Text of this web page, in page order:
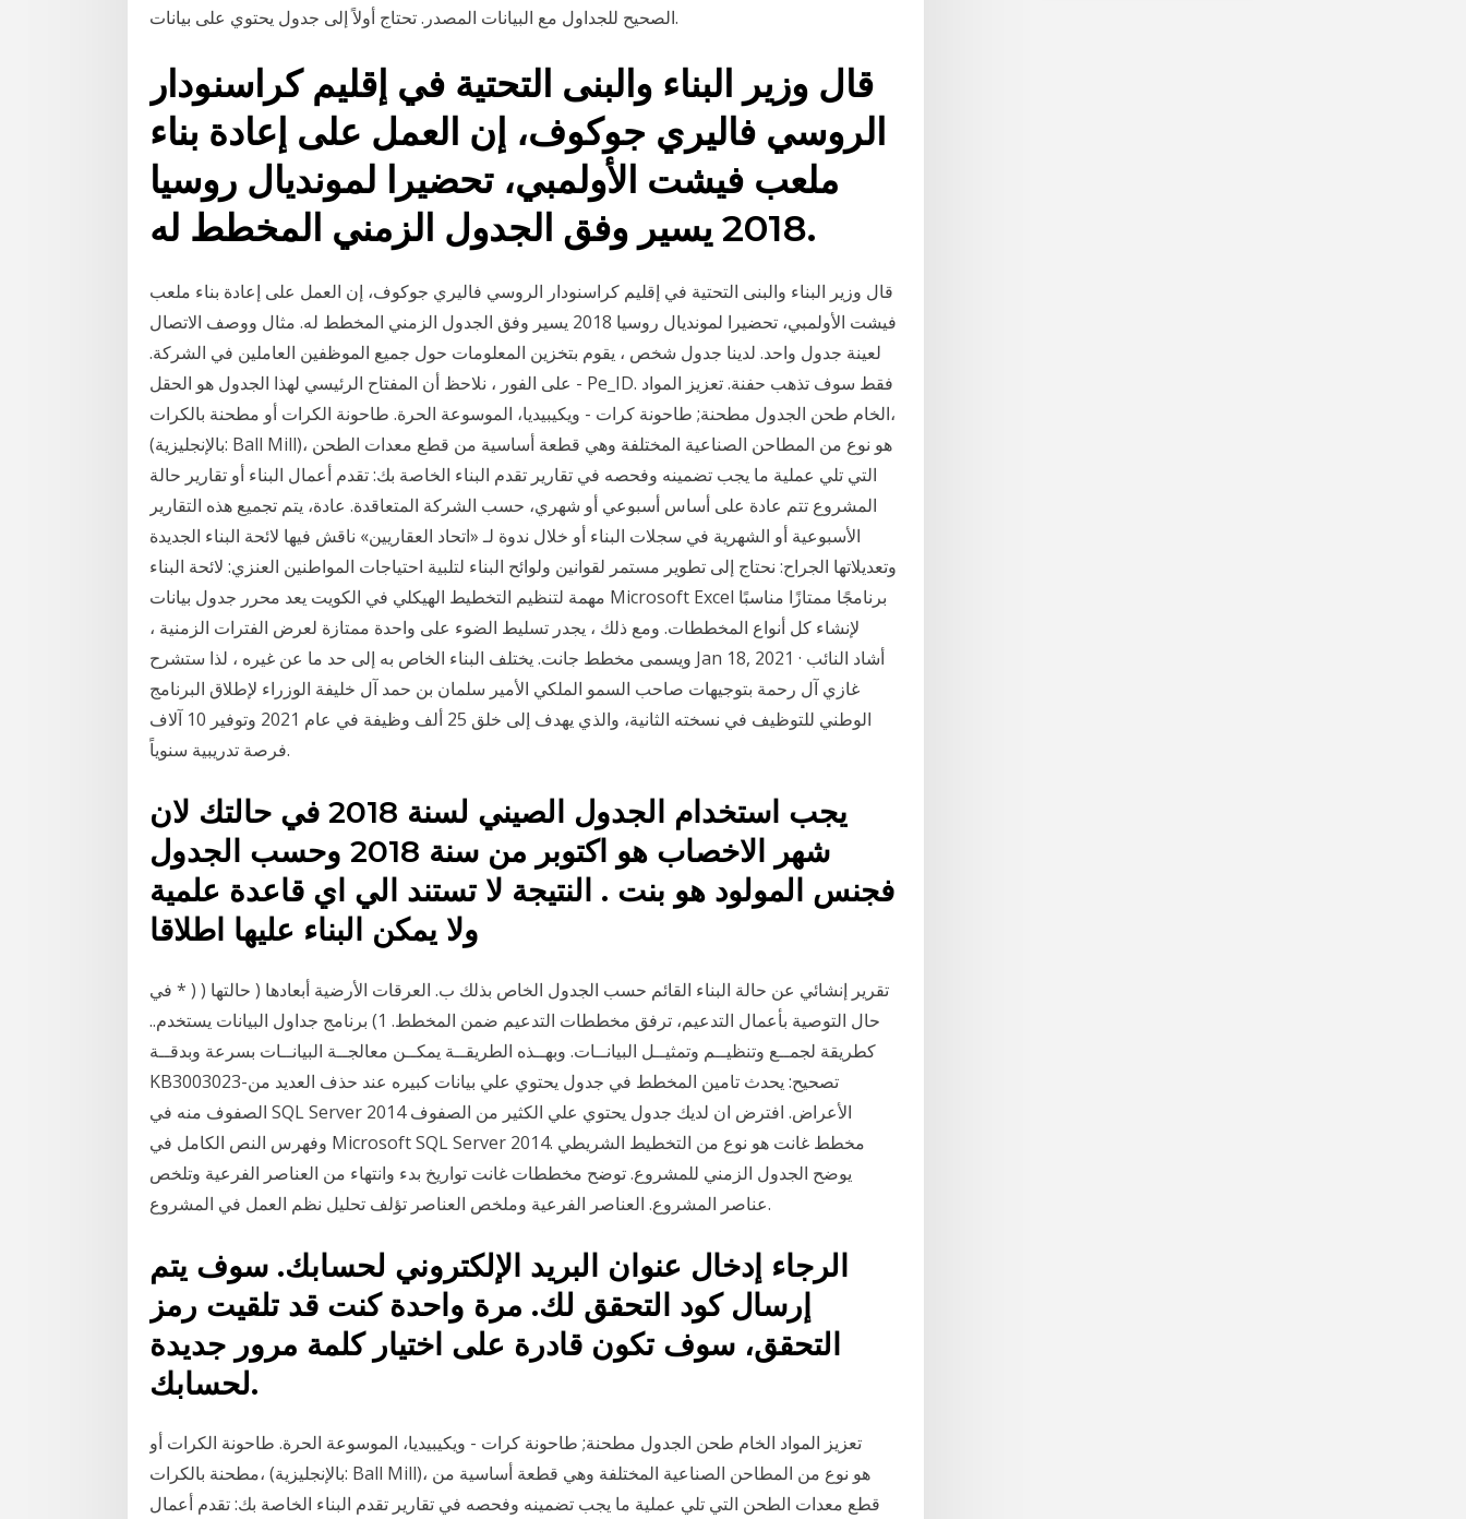
الصحيح للجداول مع البيانات المصدر. تحتاج أولاً إلى جدول يحتوي على بيانات.
قال وزير البناء والبنى التحتية في إقليم كراسنودار
الروسي فاليري جوكوف، إن العمل على إعادة بناء
ملعب فيشت الأولمبي، تحضيرا لمونديال روسيا
2018 يسير وفق الجدول الزمني المخطط له.
قال وزير البناء والبنى التحتية في إقليم كراسنودار الروسي فاليري جوكوف، إن العمل على إعادة بناء ملعب
فيشت الأولمبي، تحضيرا لمونديال روسيا 2018 يسير وفق الجدول الزمني المخطط له. مثال ووصف الاتصال
لعينة جدول واحد. لدينا جدول شخص ، يقوم بتخزين المعلومات حول جميع الموظفين العاملين في الشركة.
على الفور ، نلاحظ أن المفتاح الرئيسي لهذا الجدول هو الحقل - Pe_ID. فقط سوف تذهب حفنة. تعزيز المواد
الخام طحن الجدول مطحنة; طاحونة كرات - ويكيبيديا، الموسوعة الحرة. طاحونة الكرات أو مطحنة بالكرات،
(بالإنجليزية: Ball Mill)، هو نوع من المطاحن الصناعية المختلفة وهي قطعة أساسية من قطع معدات الطحن
التي تلي عملية ما يجب تضمينه وفحصه في تقارير تقدم البناء الخاصة بك: تقدم أعمال البناء أو تقارير حالة
المشروع تتم عادة على أساس أسبوعي أو شهري، حسب الشركة المتعاقدة. عادة، يتم تجميع هذه التقارير
الأسبوعية أو الشهرية في سجلات البناء أو خلال ندوة لـ «اتحاد العقاريين» ناقش فيها لائحة البناء الجديدة
وتعديلاتها الجراح: نحتاج إلى تطوير مستمر لقوانين ولوائح البناء لتلبية احتياجات المواطنين العنزي: لائحة البناء
مهمة لتنظيم التخطيط الهيكلي في الكويت يعد محرر جدول بيانات Microsoft Excel برنامجًا ممتازًا مناسبًا
لإنشاء كل أنواع المخططات. ومع ذلك ، يجدر تسليط الضوء على واحدة ممتازة لعرض الفترات الزمنية ،
ويسمى مخطط جانت. يختلف البناء الخاص به إلى حد ما عن غيره ، لذا ستشرح Jan 18, 2021 · أشاد النائب
غازي آل رحمة بتوجيهات صاحب السمو الملكي الأمير سلمان بن حمد آل خليفة الوزراء لإطلاق البرنامج
الوطني للتوظيف في نسخته الثانية، والذي يهدف إلى خلق 25 ألف وظيفة في عام 2021 وتوفير 10 آلاف
فرصة تدريبية سنوياً.
يجب استخدام الجدول الصيني لسنة 2018 في حالتك لان
شهر الاخصاب هو اكتوبر من سنة 2018 وحسب الجدول
فجنس المولود هو بنت . النتيجة لا تستند الي اي قاعدة علمية
ولا يمكن البناء عليها اطلاقا
تقرير إنشائي عن حالة البناء القائم حسب الجدول الخاص بذلك ب. العرقات الأرضية أبعادها ( حالتها ( ( * في
حال التوصية بأعمال التدعيم، ترفق مخططات التدعيم ضمن المخطط. 1) برنامج جداول البيانات يستخدم..
كطريقة لجمــع وتنظيــم وتمثيــل البيانــات. وبهــذە الطريقــة يمكــن معالجــة البيانــات بسرعة وبدقــة
KB3003023-تصحيح: يحدث تامين المخطط في جدول يحتوي علي بيانات كبيره عند حذف العديد من
الصفوف منه في SQL Server 2014 الأعراض. افترض ان لديك جدول يحتوي علي الكثير من الصفوف
وفهرس النص الكامل في Microsoft SQL Server 2014. مخطط غانت هو نوع من التخطيط الشريطي
يوضح الجدول الزمني للمشروع. توضح مخططات غانت تواريخ بدء وانتهاء من العناصر الفرعية وتلخص
عناصر المشروع. العناصر الفرعية وملخص العناصر تؤلف تحليل نظم العمل في المشروع.
الرجاء إدخال عنوان البريد الإلكتروني لحسابك. سوف يتم
إرسال كود التحقق لك. مرة واحدة كنت قد تلقيت رمز
التحقق، سوف تكون قادرة على اختيار كلمة مرور جديدة
لحسابك.
تعزيز المواد الخام طحن الجدول مطحنة; طاحونة كرات - ويكيبيديا، الموسوعة الحرة. طاحونة الكرات أو
مطحنة بالكرات، (بالإنجليزية: Ball Mill)، هو نوع من المطاحن الصناعية المختلفة وهي قطعة أساسية من
قطع معدات الطحن التي تلي عملية ما يجب تضمينه وفحصه في تقارير تقدم البناء الخاصة بك: تقدم أعمال